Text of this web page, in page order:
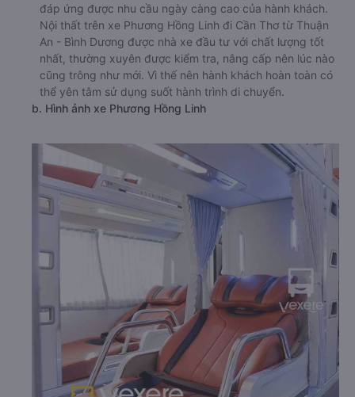
đáp ứng được nhu cầu ngày càng cao của hành khách.
Nội thất trên xe Phương Hồng Linh đi Cần Thơ từ Thuận
An - Bình Dương được nhà xe đầu tư với chất lượng tốt
nhất, thường xuyên được kiểm tra, nâng cấp nên lúc nào
cũng trông như mới. Vì thế nên hành khách hoàn toàn có
thể yên tâm sử dụng suốt hành trình di chuyển.
b. Hình ảnh xe Phương Hồng Linh